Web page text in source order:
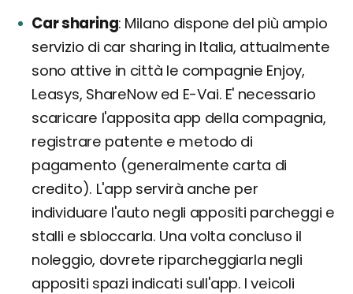
Car sharing Milano dispone del più ampio
servizio di car sharing in Italia, attualmente
sono attive in città le compagnie Enjoy,
Leasys, ShareNow ed E-Vai. E' necessario
scaricare l'apposita app della compagnia,
registrare patente e metodo di
pagamento (generalmente carta di
credito). L'app servirà anche per
individuare l'auto negli appositi parcheggi e
stalli e sbloccarla. Una volta concluso il
noleggio, dovrete riparcheggiarla negli
appositi spazi indicati sull'app. I veicoli